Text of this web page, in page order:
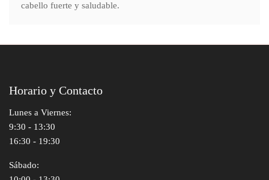
cabello fuerte y saludable.
Horario y Contacto
Lunes a Viernes:
9:30 - 13:30
16:30 - 19:30
Sábado: